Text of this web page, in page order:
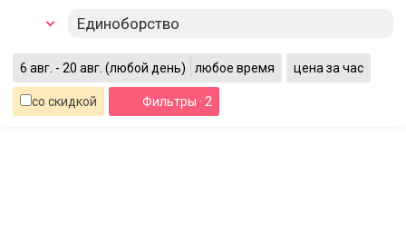
Единоборство
6 авг. - 20 авг. (любой день) любое время цена за час
со скидкой Фильтры · 2